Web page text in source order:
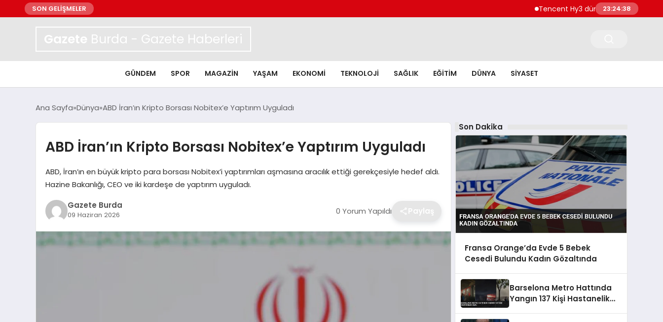
SON GELİŞMELER Tencent Hy3 dünya genelinde kullanıma
23:24:39
Gazete Burda - Gazete Haberleri
GÜNDEM SPOR MAGAZIN YAŞAM EKONOMI TEKNOLOJI SAĞLIK EĞITIM DÜNYA SIYASET
Ana Sayfa Dünya ABD İran’ın Kripto Borsası Nobitex’e Yaptırım Uyguladı
ABD İran’ın Kripto Borsası Nobitex’e Yaptırım Uyguladı
ABD, İran’ın en büyük kripto para borsası Nobitex’i yaptırımları aşmasına aracılık ettiği gerekçesiyle hedef aldı.
Hazine Bakanlığı, CEO ve iki kardeşe de yaptırım uyguladı.
Gazete Burda
09 Haziran 2026 0 Yorum Yapıldı Paylaş
Son Dakika
Fransa Orange’da Evde 5 Bebek
Cesedi Bulundu Kadın Gözaltında
Barselona Metro Hattında
Yangın 137 Kişi Hastanelik